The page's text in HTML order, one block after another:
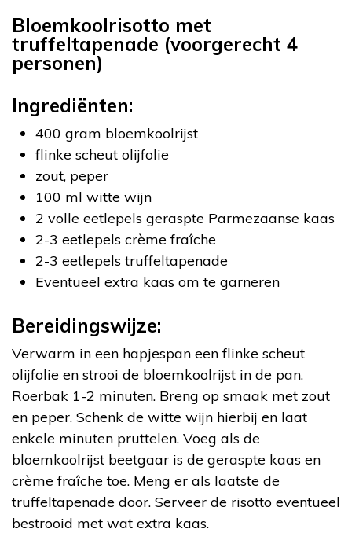
Bloemkoolrisotto met
truffeltapenade (voorgerecht 4
personen)
Ingrediënten:
400 gram bloemkoolrijst
flinke scheut olijfolie
zout, peper
100 ml witte wijn
2 volle eetlepels geraspte Parmezaanse kaas
2-3 eetlepels crème fraîche
2-3 eetlepels truffeltapenade
Eventueel extra kaas om te garneren
Bereidingswijze:
Verwarm in een hapjespan een flinke scheut
olijfolie en strooi de bloemkoolrijst in de pan.
Roerbak 1-2 minuten. Breng op smaak met zout
en peper. Schenk de witte wijn hierbij en laat
enkele minuten pruttelen. Voeg als de
bloemkoolrijst beetgaar is de geraspte kaas en
crème fraîche toe. Meng er als laatste de
truffeltapenade door. Serveer de risotto eventueel
bestrooid met wat extra kaas.